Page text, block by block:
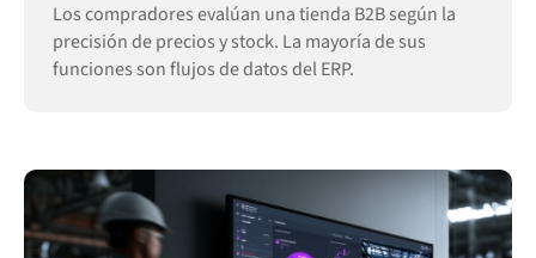
Los compradores evalúan una tienda B2B según la
precisión de precios y stock. La mayoría de sus
funciones son flujos de datos del ERP.